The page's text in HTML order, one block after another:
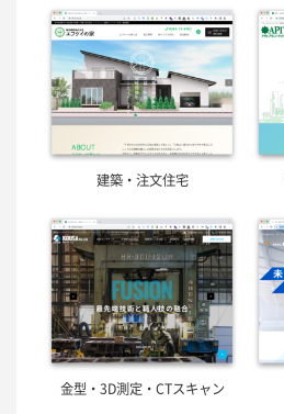
建築・注文住宅
金型・3D測定・CTスキャン